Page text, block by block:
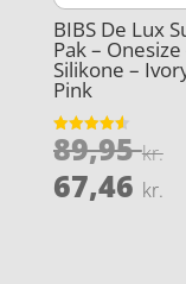
BIBS De Lux
Pak – Onesize
Silikone –
Pink
Vurderet
4.6
89,95kr.
67,46 kr.